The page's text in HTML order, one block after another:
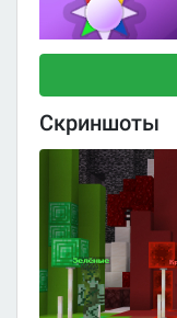
Скриншоты